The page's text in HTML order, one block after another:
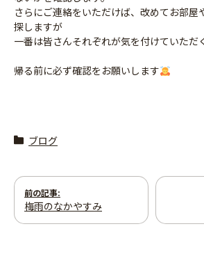
さらにご連絡をいただけば、改めてお部屋
探しますが
一番は皆さんそれぞれが気を付けていただ
帰る前に必ず確認をお願いします
ブログ
投
稿
前の記事:
梅雨のなかやすみ